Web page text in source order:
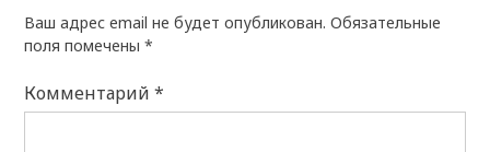
Ваш адрес email не будет опубликован. Обязательные
поля помечены*
Комментарий*